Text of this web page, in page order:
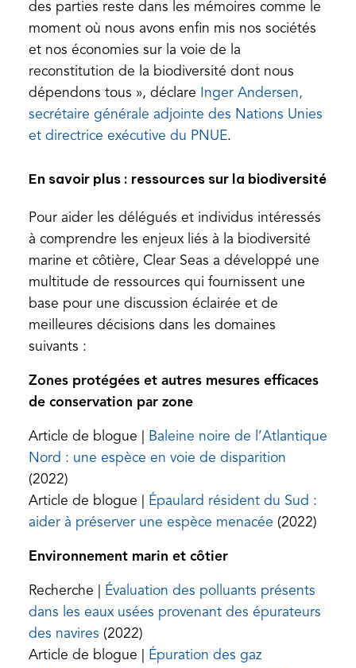
des parties reste dans les mémoires comme le
moment où nous avons enfin mis nos sociétés
et nos économies sur la voie de la
reconstitution de la biodiversité dont nous
dépendons tous », déclare
Inger Andersen,
secrétaire générale adjointe des Nations Unies
et directrice exécutive du PNUE(opens
a
tab)
.
En savoir plus : ressources sur la biodiversité
Pour aider les délégués et individus intéressés
à comprendre les enjeux liés à la biodiversité
marine et côtière, Clear Seas a développé une
multitude de ressources qui fournissent une
base pour une discussion éclairée et de
meilleures décisions dans les domaines
suivants :
Zones protégées et autres mesures efficaces
de conservation par zone
Article de blogue |
Baleine noire de l’Atlantique
Nord : une espèce en voie de disparition(opens
a
new
(2022)
Article de blogue |
Épaulard résident du Sud :
aider à préserver une espèce menacée(opens
new
tab)
(2022)
Environnement marin et côtier
Recherche |
Évaluation des polluants présents
dans les eaux usées provenant des épurateurs
des navires(opens
in
(2022)
Article de blogue |
Épuration des gaz